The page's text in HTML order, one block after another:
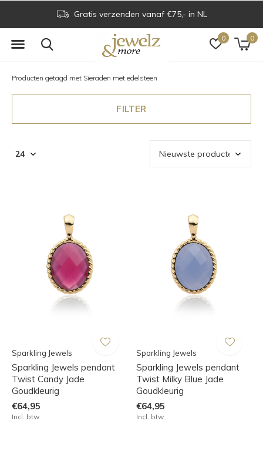
0 0
Voor 16.00 uur besteld is dezelfde dag verzonden
Producten getagd met Sieraden met edelsteen
FILTER
Sparkling Jewels
Sparkling Jewels pendant
Twist Candy Jade
Goudkleurig
€64,95
Incl. btw
Sparkling Jewels
Sparkling Jewels pendant
Twist Milky Blue Jade
Goudkleurig
€64,95
Incl. btw